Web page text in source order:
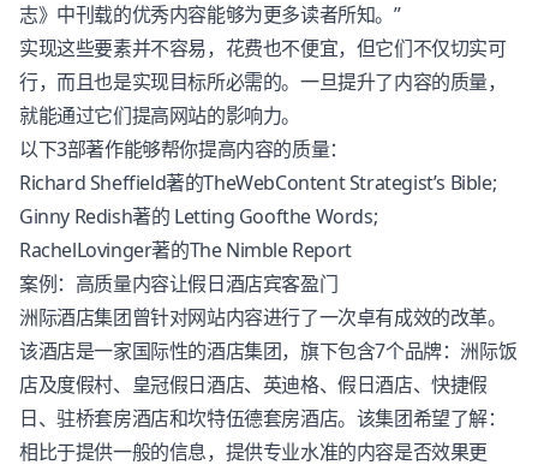
志》中刊载的优秀内容能够为更多读者所知。”
实现这些要素并不容易，花费也不便宜，但它们不仅切实可
行，而且也是实现目标所必需的。一旦提升了内容的质量，
就能通过它们提高网站的影响力。
以下3部著作能够帮你提高内容的质量：
Richard Sheffield著的TheWebContent Strategist’s Bible;
Ginny Redish著的 Letting Goofthe Words;
RachelLovinger著的The Nimble Report
案例：高质量内容让假日酒店宾客盈门
洲际酒店集团曾针对网站内容进行了一次卓有成效的改革。
该酒店是一家国际性的酒店集团，旗下包含7个品牌：洲际饭
店及度假村、皇冠假日酒店、英迪格、假日酒店、快捷假
日、驻桥套房酒店和坎特伍德套房酒店。该集团希望了解：
相比于提供一般的信息，提供专业水准的内容是否效果更